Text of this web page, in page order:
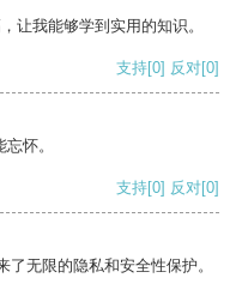
让我能够学到实用的知识。
支持[0] 反对[0]
怀。
支持[0] 反对[0]
无限的隐私和安全性保护。